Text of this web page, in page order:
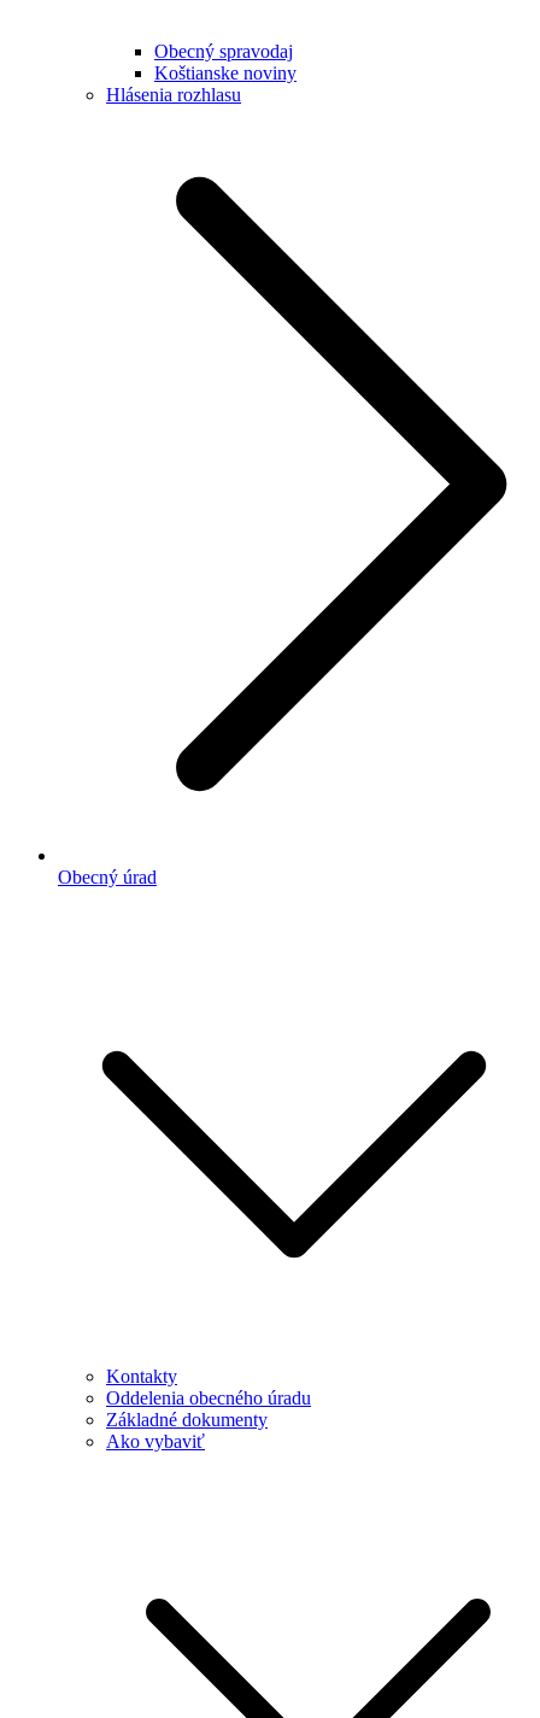
Obecný spravodaj
Koštianske noviny
Hlásenia rozhlasu
Obecný úrad
Kontakty
Oddelenia obecného úradu
Základné dokumenty
Ako vybaviť